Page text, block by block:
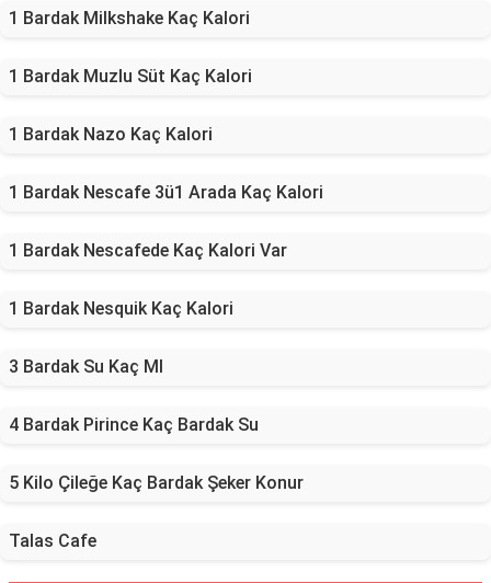
1 Bardak Milkshake Kaç Kalori
1 Bardak Muzlu Süt Kaç Kalori
1 Bardak Nazo Kaç Kalori
1 Bardak Nescafe 3ü1 Arada Kaç Kalori
1 Bardak Nescafede Kaç Kalori Var
1 Bardak Nesquik Kaç Kalori
3 Bardak Su Kaç Ml
4 Bardak Pirince Kaç Bardak Su
5 Kilo Çileğe Kaç Bardak Şeker Konur
Talas Cafe